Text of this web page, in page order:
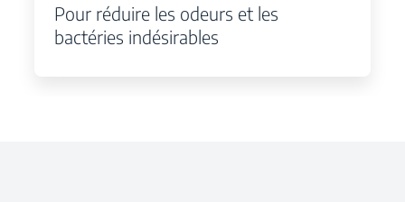
Pour réduire les odeurs et les
bactéries indésirables